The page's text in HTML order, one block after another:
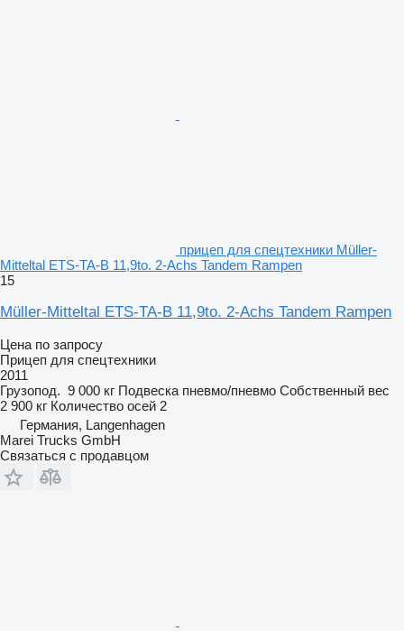
прицеп для спецтехники Müller-
Mitteltal ETS-TA-B 11,9to. 2-Achs Tandem Rampen
15
Müller-Mitteltal ETS-TA-B 11,9to. 2-Achs Tandem Rampen
Цена по запросу
Прицеп для спецтехники
2011
Грузопод. 9 000 кг Подвеска пневмо/пневмо Собственный вес
2 900 кг Количество осей 2
Германия, Langenhagen
Marei Trucks GmbH
Связаться с продавцом